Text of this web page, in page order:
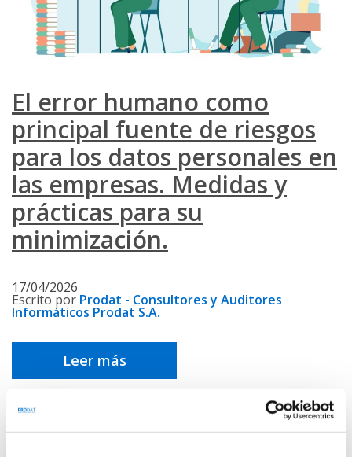
El error humano como
principal fuente de riesgos
para los datos personales en
las empresas. Medidas y
prácticas para su
minimización.
17/04/2026
Escrito por Prodat - Consultores y Auditores
Informáticos Prodat S.A.
Leer más